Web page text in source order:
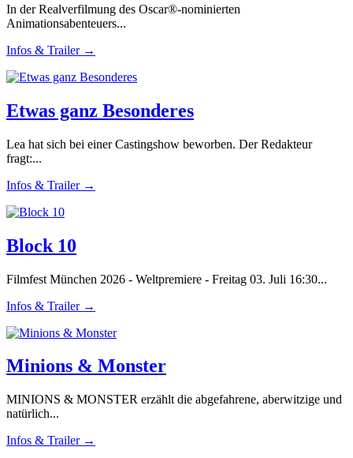
In der Realverfilmung des Oscar®-nominierten
Animationsabenteuers...
Infos & Trailer →
Etwas ganz Besonderes
Lea hat sich bei einer Castingshow beworben. Der Redakteur
fragt:...
Infos & Trailer →
Block 10
Filmfest München 2026 - Weltpremiere - Freitag 03. Juli 16:30...
Infos & Trailer →
Minions & Monster
MINIONS & MONSTER erzählt die abgefahrene, aberwitzige und
natürlich...
Infos & Trailer →